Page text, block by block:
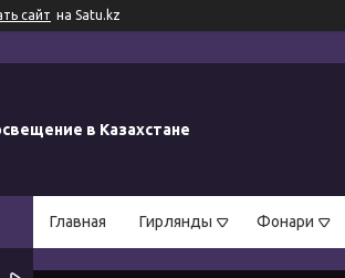
сайт на Satu.kz
в Казахстане
Главная Гирлянды Фонари